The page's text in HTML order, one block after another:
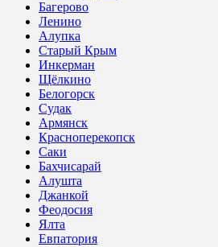
Багерово
Ленино
Алупка
Старый Крым
Инкерман
Щёлкино
Белогорск
Судак
Армянск
Красноперекопск
Саки
Бахчисарай
Алушта
Джанкой
Феодосия
Ялта
Евпатория